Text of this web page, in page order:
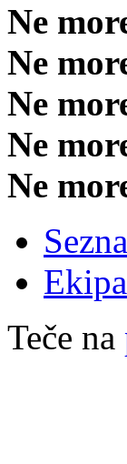
Ne
Ne
Ne
Ne
Ne
Ekipa
Teče na